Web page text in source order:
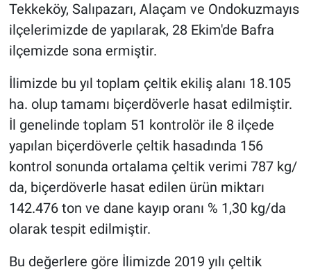
Tekkeköy, Salıpazarı, Alaçam ve Ondokuzmayıs
ilçelerimizde de yapılarak, 28 Ekim'de Bafra
ilçemizde sona ermiştir.
İlimizde bu yıl toplam çeltik ekiliş alanı 18.105
ha. olup tamamı biçerdöverle hasat edilmiştir.
İl genelinde toplam 51 kontrolör ile 8 ilçede
yapılan biçerdöverle çeltik hasadında 156
kontrol sonunda ortalama çeltik verimi 787 kg/
da, biçerdöverle hasat edilen ürün miktarı
142.476 ton ve dane kayıp oranı % 1,30 kg/da
olarak tespit edilmiştir.
Bu değerlere göre İlimizde 2019 yılı çeltik